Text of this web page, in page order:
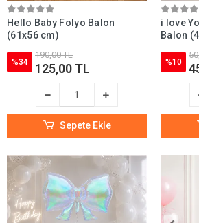
Hello Baby Folyo Balon
(61x56 cm)
%34
190,00 TL
125,00 TL
Sepete Ekle
i love
Balon
%10